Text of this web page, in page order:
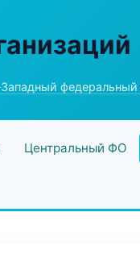
федеральный
Центральный ФО